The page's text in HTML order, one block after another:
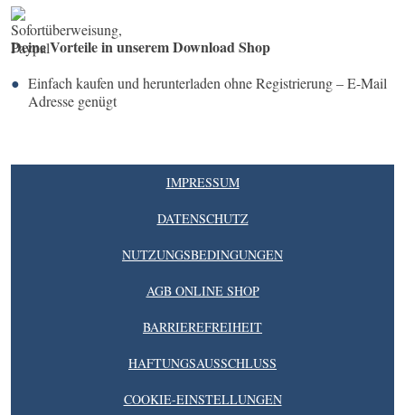
Deine Vorteile in unserem Download Shop
Einfach kaufen und herunterladen ohne Registrierung – E-Mail
Adresse genügt
IMPRESSUM
DATENSCHUTZ
NUTZUNGSBEDINGUNGEN
AGB ONLINE SHOP
BARRIEREFREIHEIT
HAFTUNGSAUSSCHLUSS
COOKIE-EINSTELLUNGEN